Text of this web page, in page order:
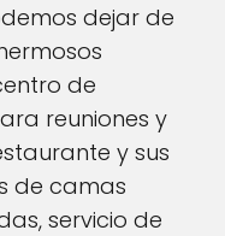
dejar de
de
reuniones y
y sus
de camas
servicio de